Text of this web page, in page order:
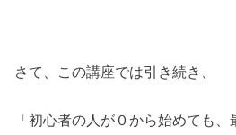
さて、この講座では引き続き、
「初心者の人が０から始めても